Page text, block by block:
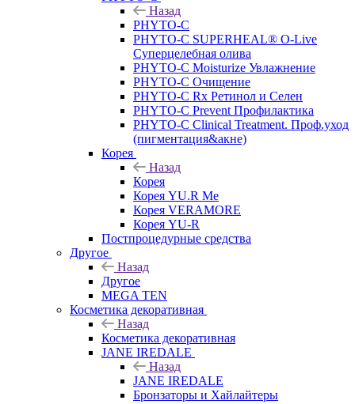
Назад
PHYTO-C
PHYTO-C SUPERHEAL® O-Live
Суперцелебная олива
PHYTO-C Moisturize Увлажнение
PHYTO-C Очищение
PHYTO-C Rx Ретинол и Селен
PHYTO-C Prevent Профилактика
PHYTO-C Clinical Treatment. Проф.уход
(пигментация&акне)
Корея
Назад
Корея
Корея YU.R Me
Корея VERAMORE
Корея YU-R
Постпроцедурные средства
Другое
Назад
Другое
MEGA TEN
Косметика декоративная
Назад
Косметика декоративная
JANE IREDALE
Назад
JANE IREDALE
Бронзаторы и Хайлайтеры